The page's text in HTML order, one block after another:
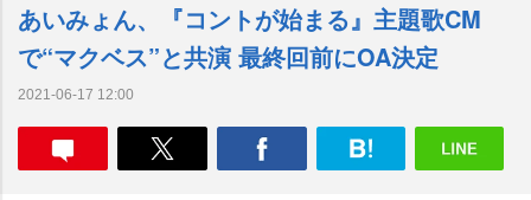
あいみょん、『コントが始まる』主題歌CM
で“マクベス”と共演 最終回前にOA決定
2021-06-17 12:00